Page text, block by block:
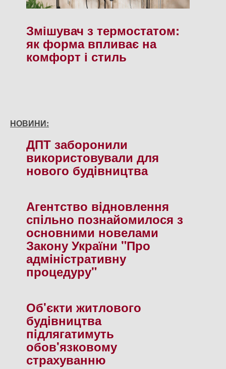
Змішувач з термостатом:
як форма впливає на
комфорт і стиль
НОВИНИ:
ДПТ заборонили
використовували для
нового будiвництва
Агентство вiдновлення
спiльно познайомилося з
основними новелами
Закону України "Про
адмiнiстративну
процедуру"
Об'єкти житлового
будiвництва
пiдлягатимуть
обов'язковому
страхуванню